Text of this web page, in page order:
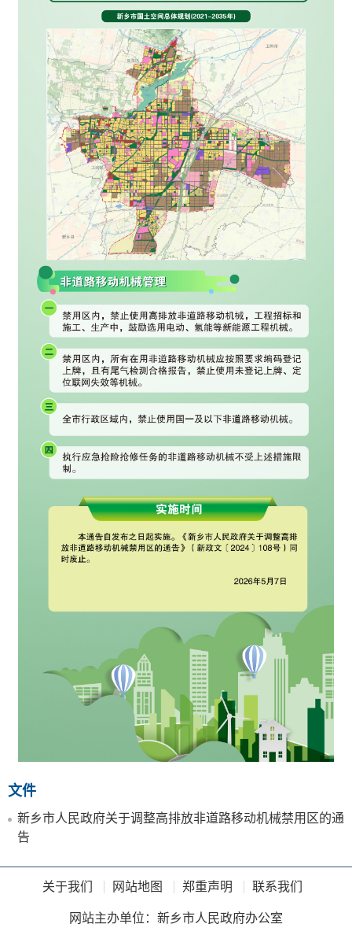
文件
新乡市人民政府关于调整高排放非道路移动机械禁用区的通
告
关于我们 网站地图 郑重声明 联系我们
网站主办单位：新乡市人民政府办公室